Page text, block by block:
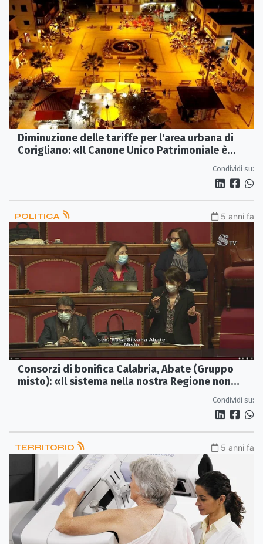
Diminuzione delle tariffe per l'area urbana di
Corigliano: «Il Canone Unico Patrimoniale è
Condividi su:
POLITICA 5 anni fa
Consorzi di bonifica Calabria, Abate (Gruppo
misto): «Il sistema nella nostra Regione non
Condividi su:
TERRITORIO 5 anni fa